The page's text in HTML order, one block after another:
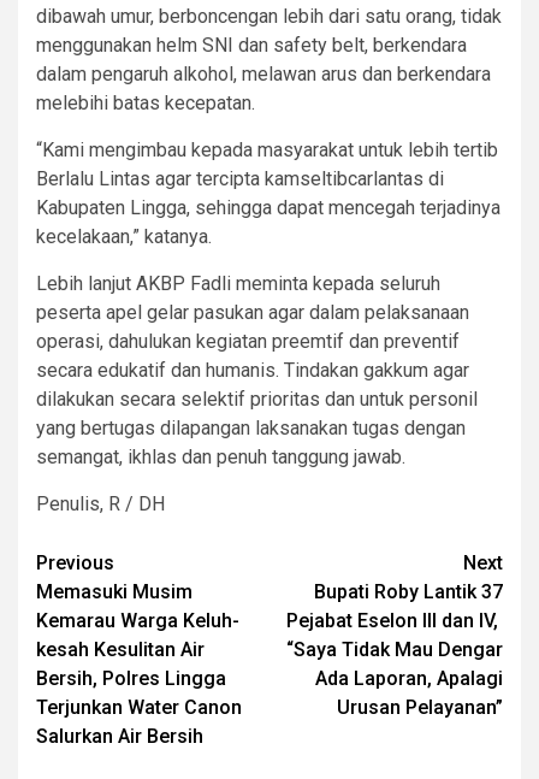
dibawah umur, berboncengan lebih dari satu orang, tidak
menggunakan helm SNI dan safety belt, berkendara
dalam pengaruh alkohol, melawan arus dan berkendara
melebihi batas kecepatan.
“Kami mengimbau kepada masyarakat untuk lebih tertib
Berlalu Lintas agar tercipta kamseltibcarlantas di
Kabupaten Lingga, sehingga dapat mencegah terjadinya
kecelakaan,” katanya.
Lebih lanjut AKBP Fadli meminta kepada seluruh
peserta apel gelar pasukan agar dalam pelaksanaan
operasi, dahulukan kegiatan preemtif dan preventif
secara edukatif dan humanis. Tindakan gakkum agar
dilakukan secara selektif prioritas dan untuk personil
yang bertugas dilapangan laksanakan tugas dengan
semangat, ikhlas dan penuh tanggung jawab.
Penulis, R / DH
Post
navigation
Previous
Memasuki Musim
Kemarau Warga Keluh-
kesah Kesulitan Air
Bersih, Polres Lingga
Terjunkan Water Canon
Salurkan Air Bersih
Next
Bupati Roby Lantik 37
Pejabat Eselon III dan IV,
“Saya Tidak Mau Dengar
Ada Laporan, Apalagi
Urusan Pelayanan”